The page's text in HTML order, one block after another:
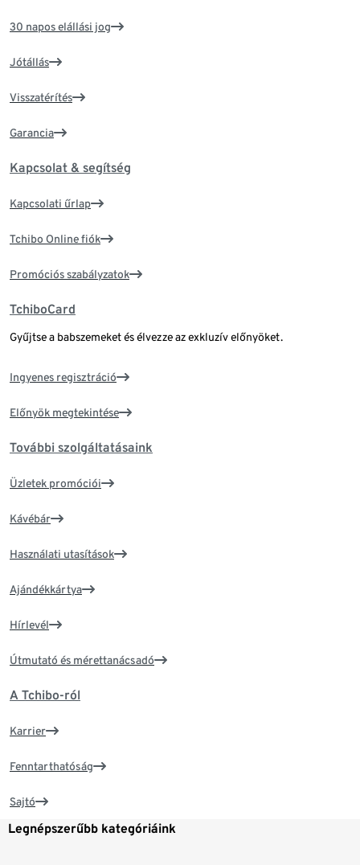
30 napos elállási jog
Jótállás
Visszatérítés
Garancia
Kapcsolat & segítség
Kapcsolati űrlap
Tchibo Online fiók
Promóciós szabályzatok
TchiboCard
Gyűjtse a babszemeket és élvezze az exkluzív előnyöket.
Ingyenes regisztráció
Előnyök megtekintése
További szolgáltatásaink
Üzletek promóciói
Kávébár
Használati utasítások
Ajándékkártya
Hírlevél
Útmutató és mérettanácsadó
A Tchibo-ról
Karrier
Fenntarthatóság
Sajtó
Legnépszerűbb kategóriáink